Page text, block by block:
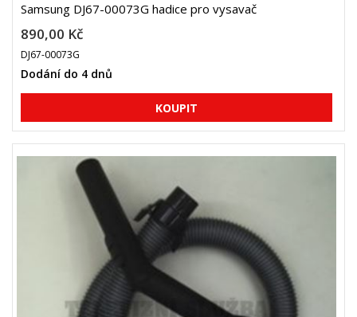
Samsung DJ67-00073G hadice pro vysavač
890,00 Kč
DJ67-00073G
Dodání do 4 dnů